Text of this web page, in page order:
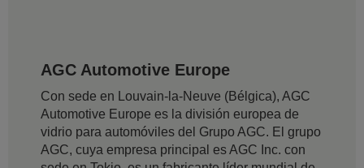
AGC Automotive Europe
Con sede en Louvain-la-Neuve (Bélgica), AGC
Automotive Europe es la división europea de
vidrio para automóviles del Grupo AGC. El grupo
AGC, cuya empresa principal es AGC Inc. con